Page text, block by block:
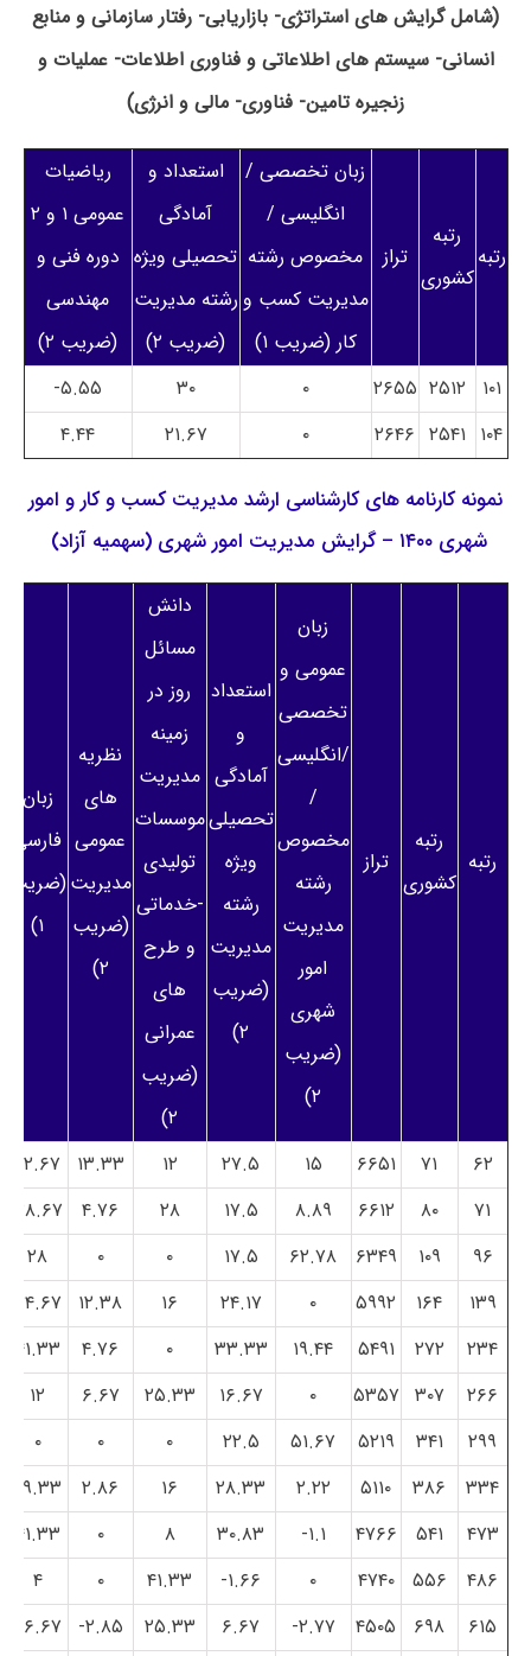
(شامل گرایش های استراتژی- بازاریابی- رفتار سازمانی و منابع
انسانی- سیستم های اطلاعاتی و فناوری اطلاعات- عملیات و
زنجیره تامین- فناوری- مالی و انرژی)
رتبه
رتبه
کشوری
تراز
زبان تخصصی /
انگلیسی /
مخصوص رشته
مدیریت کسب و
کار (ضریب ۱)
استعداد و
آمادگی
تحصیلی ویژه
رشته مدیریت
(ضریب ۲)
ریاضیات
عمومی ۱ و ۲
دوره فنی و
مهندسی
(ضریب ۲)
۱۰۱
۲۵۱۲ ۲۶۵۵ ۰ ۳۰
۵.۵۵-
۱۰۴ ۲۵۴۱ ۲۶۴۶ ۰ ۲۱.۶۷ ۴.۴۴
نمونه کارنامه های کارشناسی ارشد مدیریت کسب و کار و امور
شهری ۱۴۰۰ – گرایش مدیریت امور شهری (سهمیه آزاد)
رتبه
رتبه
کشوری
تراز
زبان
عمومی و
تخصصی
/انگلیسی
/
مخصوص
رشته
مدیریت
امور
شهری
(ضریب
۲)
استعداد
و
آمادگی
تحصیلی
ویژه
رشته
مدیریت
(ضریب
۲)
دانش
مسائل
روز در
زمینه
مدیریت
موسسات
تولیدی
-خدماتی
و طرح
های
عمرانی
(ضریب
۲)
نظریه
های
عمومی
مدیریت
(ضریب
۲)
زبان
فارسی
(ضریب
۱)
۶۲ ۷۱ ۶۶۵۱ ۱۵ ۲۷.۵ ۱۲ ۱۳.۳۳
۲۲.۶۷
۷۱
۸۰ ۶۶۱۲ ۸.۸۹ ۱۷.۵ ۲۸ ۴.۷۶
۳۸.۶۷
۹۶
۱۰۹ ۶۳۴۹ ۶۲.۷۸ ۱۷.۵ ۰ ۰
۲۸
۱۳۹
۱۶۴ ۵۹۹۲ ۰ ۲۴.۱۷ ۱۶ ۱۲.۳۸
۳۴.۶۷
۲۳۴
۲۷۲ ۵۴۹۱ ۱۹.۴۴ ۳۳.۳۳ ۰ ۴.۷۶
۴۱.۳۳
۲۶۶
۳۰۷ ۵۳۵۷ ۰ ۱۶.۶۷ ۲۵.۳۳ ۶.۶۷
۱۲
۲۹۹
۳۴۱ ۵۲۱۹ ۵۱.۶۷ ۲۲.۵ ۰ ۰
۰
۳۳۴
۳۸۶ ۵۱۱۰ ۲.۲۲ ۲۸.۳۳ ۱۶ ۲.۸۶
۲۹.۳۳
۴۷۳
۵۴۱ ۴۷۶۶ ۱.۱- ۳۰.۸۳ ۸ ۰
۴۱.۳۳
۴۸۶
۵۵۶ ۴۷۴۰ ۰ ۱.۶۶- ۴۱.۳۳ ۰
۴
۶۱۵
۶۹۸ ۴۵۰۵ ۲.۷۷- ۶.۶۷ ۲۵.۳۳ ۲.۸۵-
۲۶.۶۷